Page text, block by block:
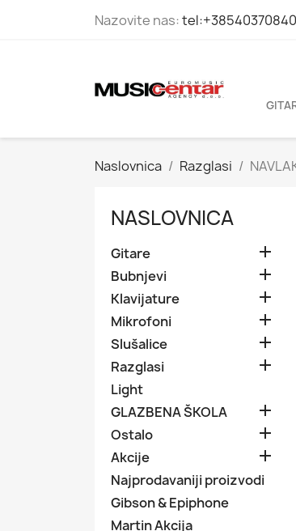
Nazovite nas:tel:+38540370840
Naslovnica Razglasi
NASLOVNICA
Gitare 
Bubnjevi 
Klavijature 
Mikrofoni 
Slušalice 
Razglasi 
Light
GLAZBENA ŠKOLA

Ostalo 
Akcije 
Najprodavaniji proizvodi
Gibson & Epiphone
Martin Akcija